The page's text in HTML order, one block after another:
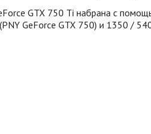
GTX 750 Ti набрана с
GeForce GTX 750) и 1350 /